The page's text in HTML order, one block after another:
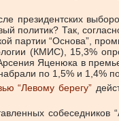
президентских
политик? Так,
партии “Основа”,
(КМИС), 15,3%
Яценюка в
по 1,5% и 1,4%
“Левому берегу”